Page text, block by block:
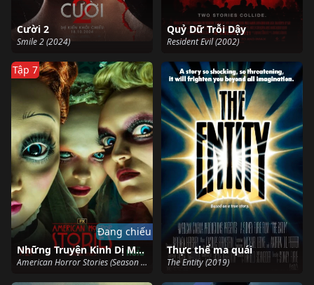
Cười 2
Smile 2 (2024)
Quỷ Dữ Trỗi Dậy
Resident Evil (2002)
Những Truyện Kinh Dị Mỹ (Phần 2)
American Horror Stories (Season 2) (2022)
Tập 7
Đang chiếu
Thực thể ma quái
The Entity (2019)